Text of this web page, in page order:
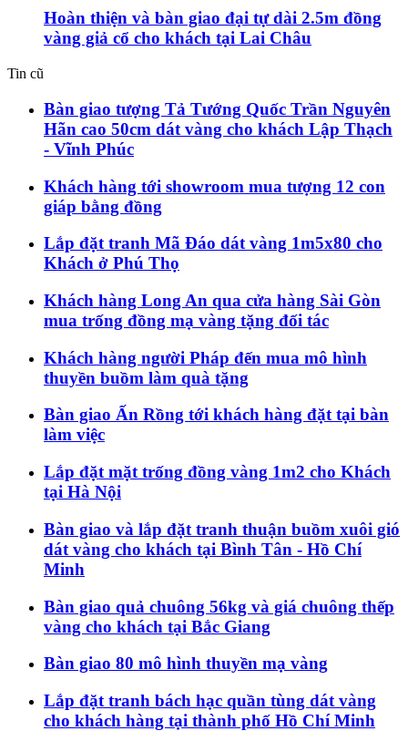
Hoàn thiện và bàn giao đại tự dài 2.5m đồng
vàng giả cổ cho khách tại Lai Châu
Tin cũ
Bàn giao tượng Tả Tướng Quốc Trần Nguyên
Hãn cao 50cm dát vàng cho khách Lập Thạch
- Vĩnh Phúc
Khách hàng tới showroom mua tượng 12 con
giáp bằng đồng
Lắp đặt tranh Mã Đáo dát vàng 1m5x80 cho
Khách ở Phú Thọ
Khách hàng Long An qua cửa hàng Sài Gòn
mua trống đồng mạ vàng tặng đối tác
Khách hàng người Pháp đến mua mô hình
thuyền buồm làm quà tặng
Bàn giao Ấn Rồng tới khách hàng đặt tại bàn
làm việc
Lắp đặt mặt trống đồng vàng 1m2 cho Khách
tại Hà Nội
Bàn giao và lắp đặt tranh thuận buồm xuôi gió
dát vàng cho khách tại Bình Tân - Hồ Chí
Minh
Bàn giao quả chuông 56kg và giá chuông thếp
vàng cho khách tại Bắc Giang
Bàn giao 80 mô hình thuyền mạ vàng
Lắp đặt tranh bách hạc quần tùng dát vàng
cho khách hàng tại thành phố Hồ Chí Minh